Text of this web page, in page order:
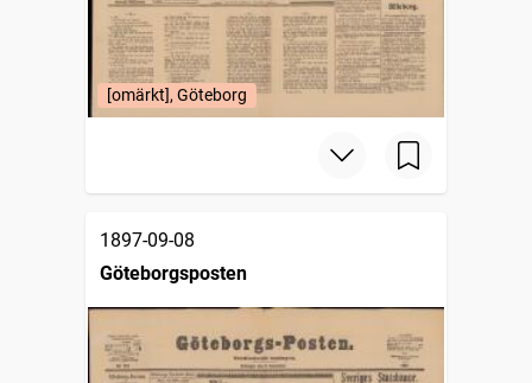
[omärkt], Göteborg
1897-09-08
Göteborgsposten